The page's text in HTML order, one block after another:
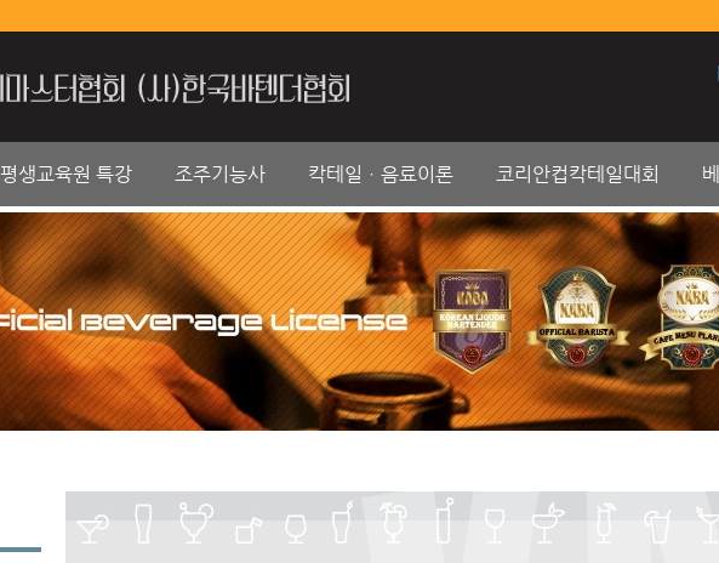
평생교육원 특강 조주기능사 칵테일ㆍ음료이론 코리안컵칵테일대회